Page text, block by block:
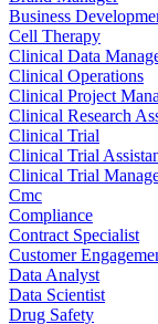
Business
Cell Therapy
Clinical Data
Clinical Operations
Clinical Project
Clinical Research
Clinical Trial
Clinical Trial
Clinical Trial
Cmc
Compliance
Contract Specialist
Customer
Data Analyst
Data Scientist
Drug Safety